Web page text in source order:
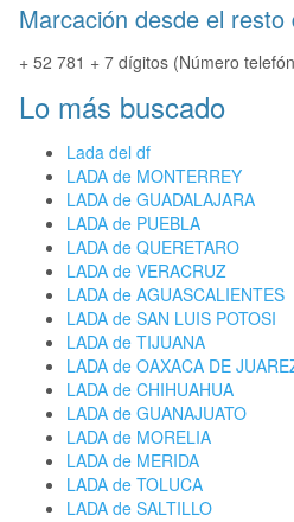
Marcación desde el resto
+ 52 781 + 7 dígitos (Número
Lo más buscado
Lada del df
LADA de MONTERREY
LADA de GUADALAJARA
LADA de PUEBLA
LADA de QUERETARO
LADA de VERACRUZ
LADA de AGUASCALIENTES
LADA de SAN LUIS POTOSI
LADA de TIJUANA
LADA de OAXACA DE
LADA de CHIHUAHUA
LADA de GUANAJUATO
LADA de MORELIA
LADA de MERIDA
LADA de TOLUCA
LADA de SALTILLO